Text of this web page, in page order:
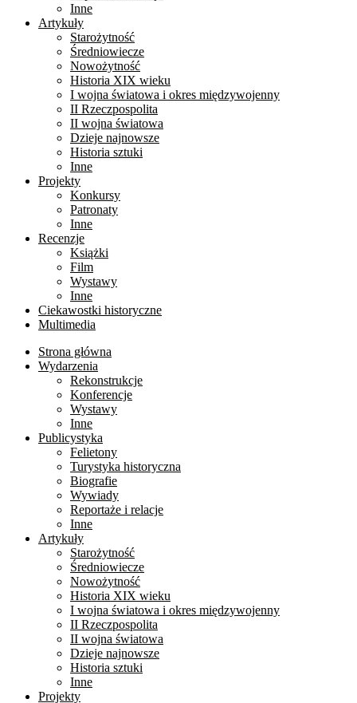
Inne
Artykuły
Starożytność
Średniowiecze
Nowożytność
Historia XIX wieku
I wojna światowa i okres międzywojenny
II Rzeczpospolita
II wojna światowa
Dzieje najnowsze
Historia sztuki
Inne
Projekty
Konkursy
Patronaty
Inne
Recenzje
Książki
Film
Wystawy
Inne
Ciekawostki historyczne
Multimedia
Strona główna
Wydarzenia
Rekonstrukcje
Konferencje
Wystawy
Inne
Publicystyka
Felietony
Turystyka historyczna
Biografie
Wywiady
Reportaże i relacje
Inne
Artykuły
Starożytność
Średniowiecze
Nowożytność
Historia XIX wieku
I wojna światowa i okres międzywojenny
II Rzeczpospolita
II wojna światowa
Dzieje najnowsze
Historia sztuki
Inne
Projekty